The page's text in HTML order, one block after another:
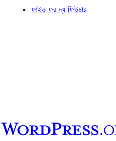
ফাইভ ফর দ্য ফিউচার